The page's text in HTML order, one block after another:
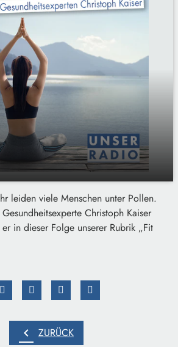
Pollenbelastung - Tipps zur
und Linderung
02:45
leiden viele Menschen unter Pollen.
Christoph Kaiser
in dieser Folge unserer Rubrik „Fit
chevron_left ZURÜCK